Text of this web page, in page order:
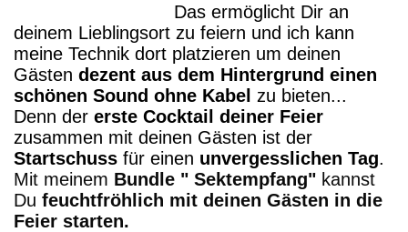
Das ermöglicht Dir an
deinem Lieblingsort zu feiern und ich kann
meine Technik dort platzieren um deinen
Gästen dezent aus dem Hintergrund einen
schönen Sound ohne Kabel zu bieten...
Denn der erste Cocktail deiner Feier
zusammen mit deinen Gästen ist der
Startschuss für einen unvergesslichen Tag.
Mit meinem Bundle " Sektempfang" kannst
Du feuchtfröhlich mit deinen Gästen in die
Feier starten.